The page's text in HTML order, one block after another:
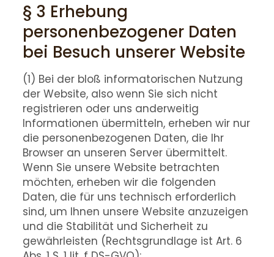
§ 3 Erhebung
personenbezogener Daten
bei Besuch unserer Website
(1) Bei der bloß informatorischen Nutzung
der Website, also wenn Sie sich nicht
registrieren oder uns anderweitig
Informationen übermitteln, erheben wir nur
die personenbezogenen Daten, die Ihr
Browser an unseren Server übermittelt.
Wenn Sie unsere Website betrachten
möchten, erheben wir die folgenden
Daten, die für uns technisch erforderlich
sind, um Ihnen unsere Website anzuzeigen
und die Stabilität und Sicherheit zu
gewährleisten (Rechtsgrundlage ist Art. 6